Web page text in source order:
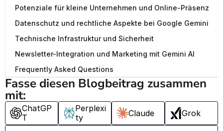
Potenziale für kleine Unternehmen und Online-Präsenz
Datenschutz und rechtliche Aspekte bei Google Gemini
Technische Infrastruktur und Sicherheit
Newsletter-Integration und Marketing mit Gemini AI
Frequently Asked Questions
Fasse diesen Blogbeitrag zusammen
mit:
ChatGP
T
Perplexi
ty
Claude Grok